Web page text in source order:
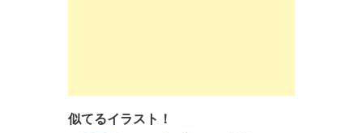
似てるイラスト！